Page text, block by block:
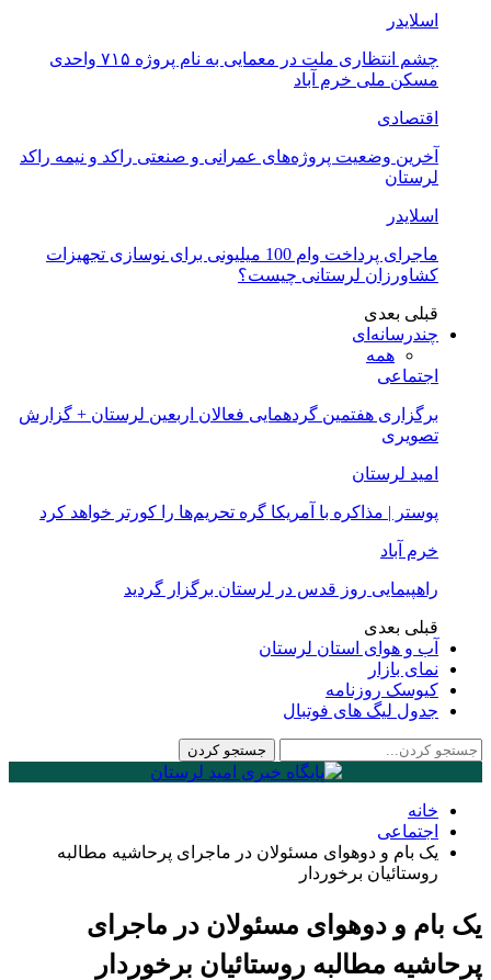
اسلایدر
چشم انتظاری ملت در معمایی به نام پروژه ۷۱۵ واحدی
مسکن ملی خرم آباد
اقتصادی
آخرین وضعیت پروژه‌های عمرانی و صنعتی راکد و نیمه راکد
لرستان
اسلایدر
ماجرای پرداخت وام 100 میلیونی برای نوسازی تجهیزات
کشاورزان لرستانی چیست؟
قبلی بعدی
چندرسانه‌ای
همه
اجتماعی
برگزاری هفتمین گردهمایی فعالان اربعین لرستان + گزارش
تصویری
امید لرستان
پوستر | مذاکره با آمریکا گره تحریم‌ها را کورتر خواهد کرد
خرم آباد
راهپیمایی روز قدس در لرستان برگزار گردید
قبلی بعدی
آب و هوای استان لرستان
نمای بازار
کیوسک روزنامه
جدول لیگ های فوتبال
خانه
اجتماعی
یک بام و دوهوای مسئولان در ماجرای پرحاشیه مطالبه
روستائیان برخوردار
یک بام و دوهوای مسئولان در ماجرای
پرحاشیه مطالبه روستائیان برخوردار